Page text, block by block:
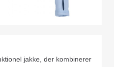
jakke, der kombinerer